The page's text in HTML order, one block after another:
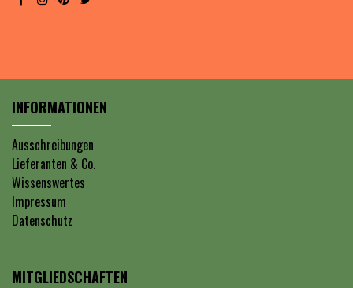
INFORMATIONEN
Ausschreibungen
Lieferanten & Co.
Wissenswertes
Impressum
Datenschutz
MITGLIEDSCHAFTEN